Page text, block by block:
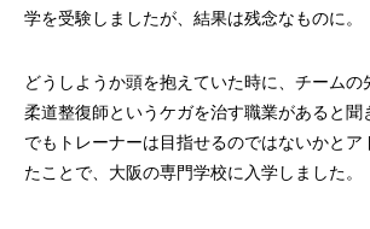
学を受験しましたが、結果は残念なものに。
どうしようか頭を抱えていた時に、チームの
柔道整復師というケガを治す職業があると聞
でもトレーナーは目指せるのではないかとア
たことで、大阪の専門学校に入学しました。